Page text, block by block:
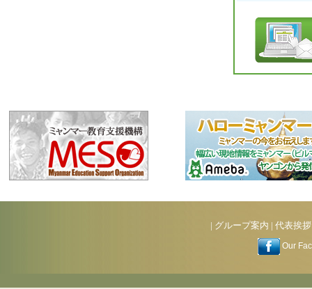
| グループ案内 | 代表挨拶
Our